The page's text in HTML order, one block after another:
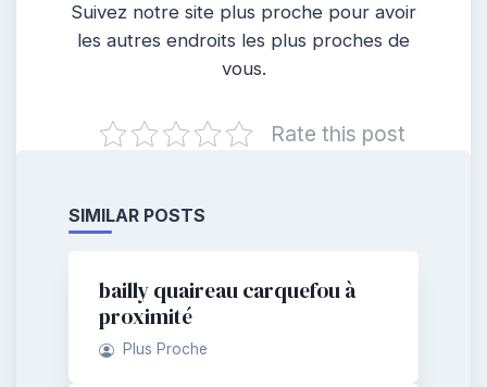
Suivez notre site plus proche pour avoir
les autres endroits les plus proches de
vous.
Rate this post
SIMILAR POSTS
bailly quaireau carquefou à
proximité
Plus Proche